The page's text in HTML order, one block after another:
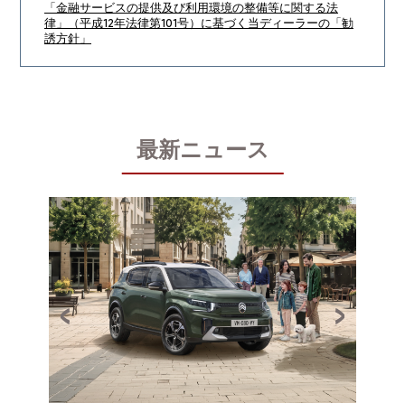
「金融サービスの提供及び利用環境の整備等に関する法
律」（平成12年法律第101号）に基づく当ディーラーの「勧
誘方針」
最新ニュース